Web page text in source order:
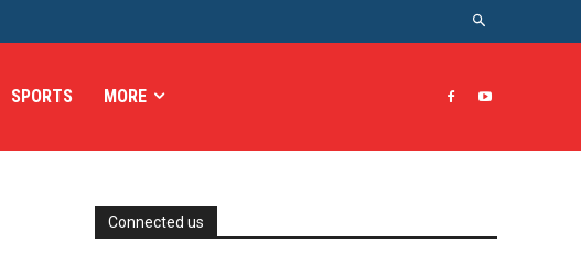
SPORTS MORE
Connected us